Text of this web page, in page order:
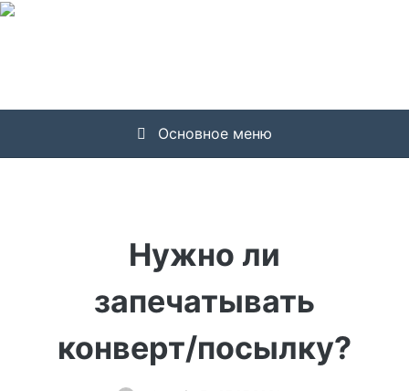
Основное меню
Нужно ли
запечатывать
конверт/посылку?